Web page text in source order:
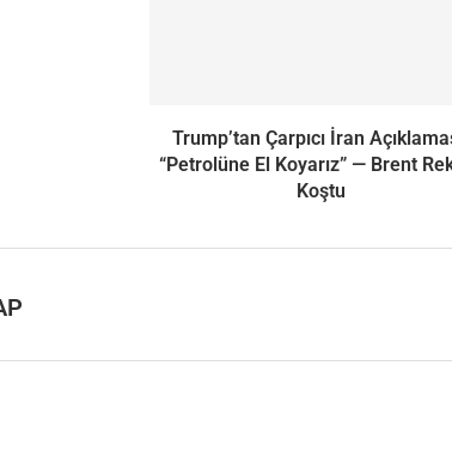
Trump’tan Çarpıcı İran
“Petrolüne El Koyarız” — Brent
Koştu